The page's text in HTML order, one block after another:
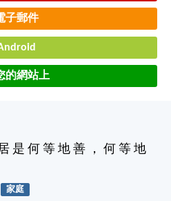
子郵件
的網站上
是 何 等 地 善 ， 何 等 地
家庭